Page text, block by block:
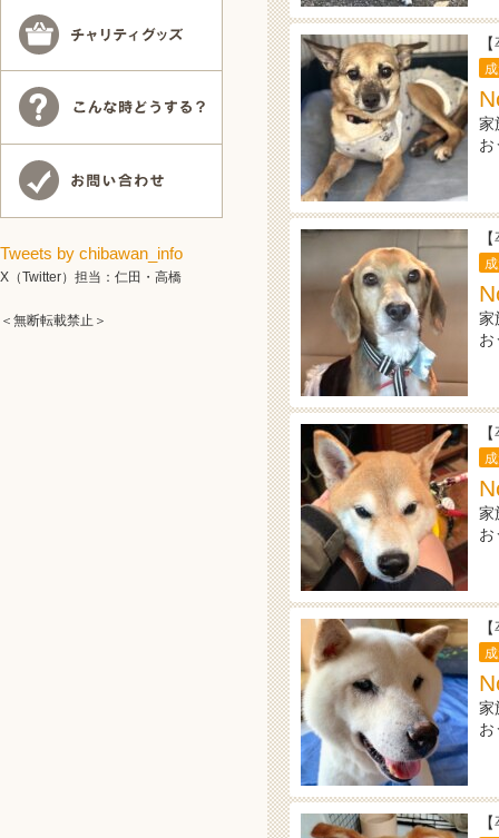
家
お
家
お
家
お
家
お
Tweets by chibawan_info
X（Twitter）担当：仁田・高橋
＜無断転載禁止＞